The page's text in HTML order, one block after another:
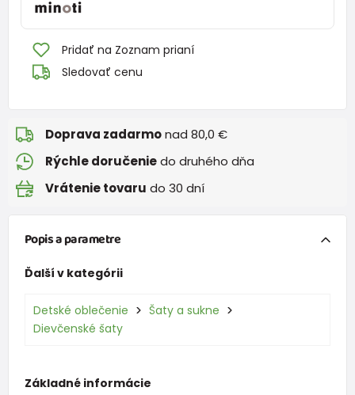
Pridať na Zoznam prianí
Sledovať cenu
Doprava zadarmonad 80,0 €
Rýchle doručeniedo druhého dňa
Vrátenie tovaru do 30 dní
Popis a parametre
Ďalší v kategórii
Detské oblečenie
Šaty a sukne
Dievčenské šaty
Základné informácie